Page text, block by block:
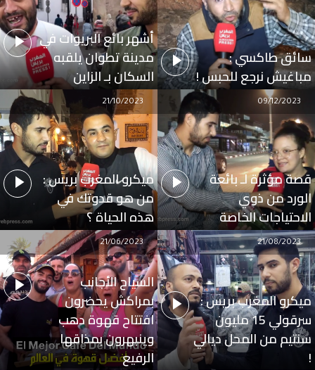
سائق طاكسي :
مباغيش نرجع للحبس !
أشهر بائع البريوات في
مدينة تطوان يلقبه
السكان بـ الزاين
قصة مؤثرة لـ بائعة
الورد من ذوي
الاحتياجات الخاصة
09/12/2023
ميكرو المغرب بريس :
من هو قدوتك في
هذه الحياة ؟
21/10/2023
ميكرو المغرب بريس :
سرقولي 15 مليون
سنتيم من المحل ديالي
!
21/08/2023
السياح الأجانب
بمراكش يحضرون
افتتاح قهوة دهب
وينبهرون بمذاقها
الرفيع
21/06/2023